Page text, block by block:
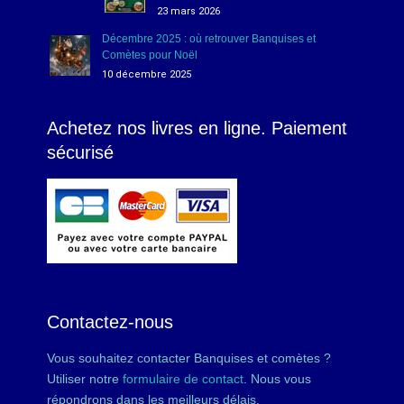
23 mars 2026
Décembre 2025 : où retrouver Banquises et
Comètes pour Noël
10 décembre 2025
Achetez nos livres en ligne. Paiement
sécurisé
Contactez-nous
Vous souhaitez contacter Banquises et comètes ?
Utiliser notreformulaire de contact. Nous vous
répondrons dans les meilleurs délais.